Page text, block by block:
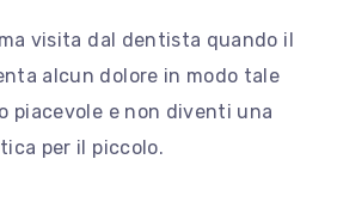
visita dal dentista quando il
alcun dolore in modo tale
piacevole e non diventi una
per il piccolo.